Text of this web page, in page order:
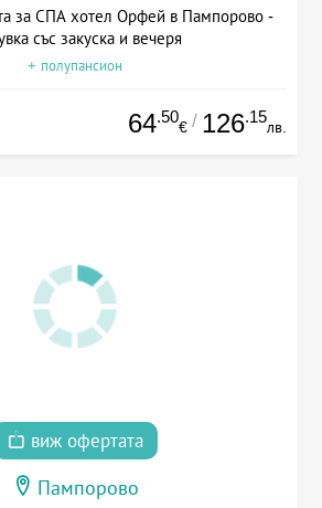
за СПА хотел Орфей в Пампорово -
със закуска и вечеря
+ полупансион
64.50
€ / 126.15
лв.
виж офертата
Пампорово